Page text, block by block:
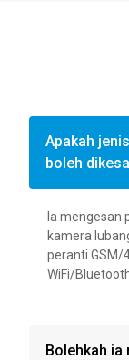
Apakah
boleh
Ia mengesan
kamera
peranti GSM/
WiFi/
Bolehkah ia